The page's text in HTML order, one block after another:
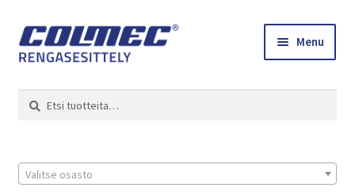
Skip
to
Skip
to
Menu
Colmec
Etsi:
Haku
Valitse osasto